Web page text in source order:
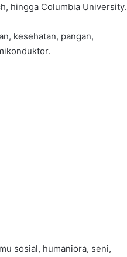
hingga Columbia University.
kesehatan, pangan,
sosial, humaniora, seni,